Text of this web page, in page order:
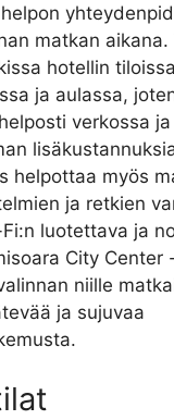
matkan aikana.
hotellin
ja aulassa,
verkossa
helpottaa myös
ja retkien
luotettava ja
City Center
niille
ja sujuvaa